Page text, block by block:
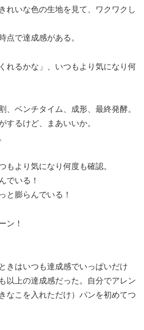
れいな色の生地を見て、ワクワクし
点で達成感がある。
れるかな」、いつもより気になり何
、ベンチタイム、成形、最終発酵。
するけど、まあいいか。
もより気になり何度も確認。
でいる！
と膨らんでいる！
ン！
きはいつも達成感でいっぱいだけ
以上の達成感だった。自分でアレン
なこを入れただけ）パンを初めてつ